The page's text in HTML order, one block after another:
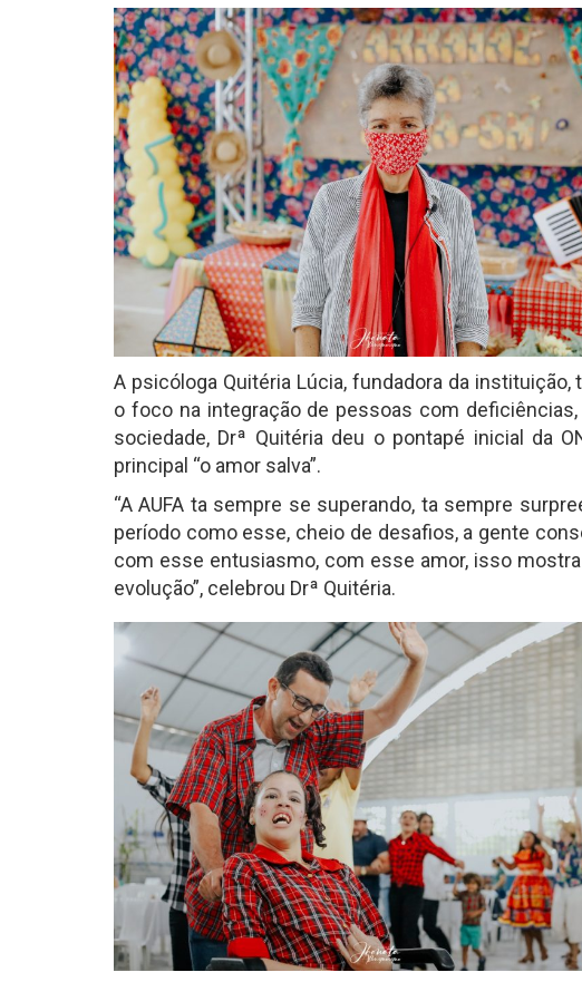
A psicóloga Quitéria Lúcia, fundadora da
o foco na integração de pessoas com
sociedade, Drª Quitéria deu o pontapé inicial da
principal “o amor salva”.
“A AUFA ta sempre se superando, ta sempre
período como esse, cheio de desafios, a gente
com esse entusiasmo, com esse amor, isso
evolução”, celebrou Drª Quitéria.